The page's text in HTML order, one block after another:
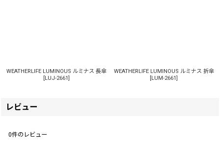
WEATHERLIFE LUMINOUS ルミナス 長傘
[LUJ-2661]
WEATHERLIFE LUMINOUS ルミナス 折傘
[LUM-2661]
レビュー
0件のレビュー